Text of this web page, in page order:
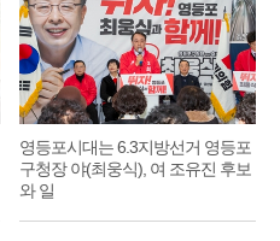
영등포시대는 6.3지방선거 영등포
구청장 야(최웅식), 여 조유진 후보
와 일